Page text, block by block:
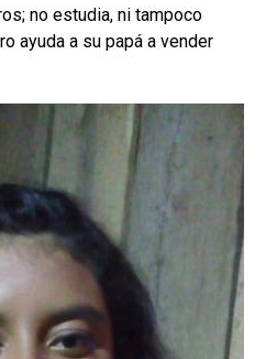
no estudia, ni tampoco
ayuda a su papá a vender